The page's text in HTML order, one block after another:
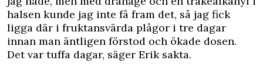
halsen kunde jag inte få fram det, så jag fick
ligga där i fruktansvärda plågor i tre dagar
innan man äntligen förstod och ökade dosen.
Det var tuffa dagar, säger Erik sakta.